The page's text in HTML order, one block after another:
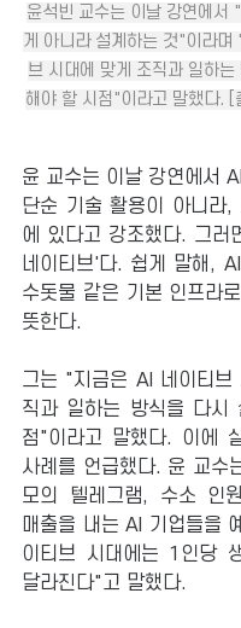
윤석빈 교수는 이날 강연에서
게 아니라 설계하는 것"이라며
브 시대에 맞게 조직과 일하는
해야 할 시점"이라고 말했다. [
윤 교수는 이날 강연에서
단순 기술 활용이 아니라,
에 있다고 강조했다. 그러
네이티브'다. 쉽게 말해,
수돗물 같은 기본 인프라
뜻한다.
그는 "지금은 AI 네이티
직과 일하는 방식을 다시
점"이라고 말했다. 이에
사례를 언급했다. 윤 교수
모의 텔레그램, 수소 인
매출을 내는 AI 기업들을
이티브 시대에는 1인당
달라진다"고 말했다.